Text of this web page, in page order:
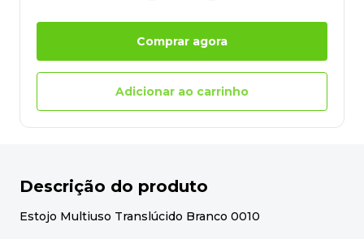
Comprar agora
Adicionar ao carrinho
Descrição do produto
Estojo Multiuso Translúcido Branco 0010